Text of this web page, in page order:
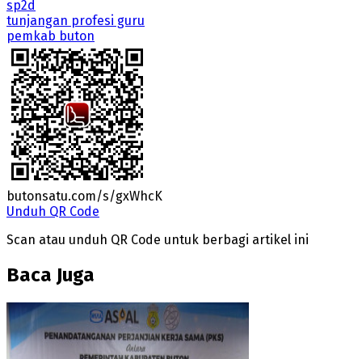
sp2d
tunjangan profesi guru
pemkab buton
butonsatu.com/s/gxWhcK
Unduh QR Code
Scan atau unduh QR Code untuk berbagi artikel ini
Baca Juga